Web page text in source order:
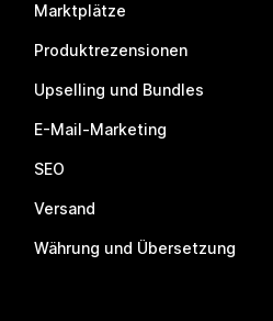
Marktplätze
Produktrezensionen
Upselling und Bundles
E-Mail-Marketing
SEO
Versand
Währung und Übersetzung